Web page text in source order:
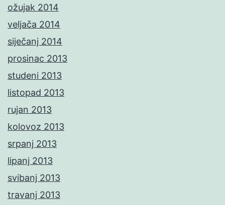
ožujak 2014
veljača 2014
siječanj 2014
prosinac 2013
studeni 2013
listopad 2013
rujan 2013
kolovoz 2013
srpanj 2013
lipanj 2013
svibanj 2013
travanj 2013